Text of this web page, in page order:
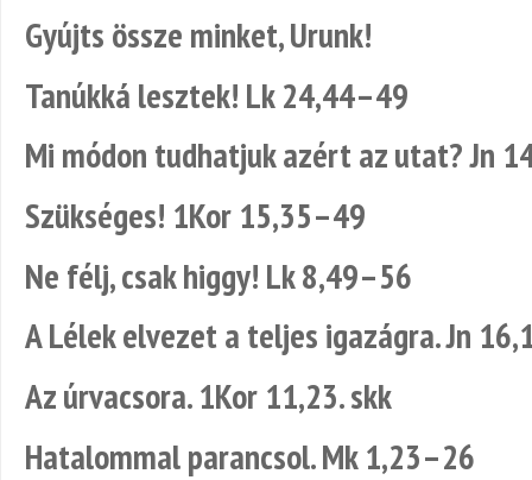
Gyújts össze minket, Urunk!
Tanúkká lesztek! Lk 24,44–49
Mi módon tudhatjuk azért az utat? Jn
Szükséges! 1Kor 15,35–49
Ne félj, csak higgy! Lk 8,49–56
A Lélek elvezet a teljes igazágra. Jn
Az úrvacsora. 1Kor 11,23. skk
Hatalommal parancsol. Mk 1,23–26